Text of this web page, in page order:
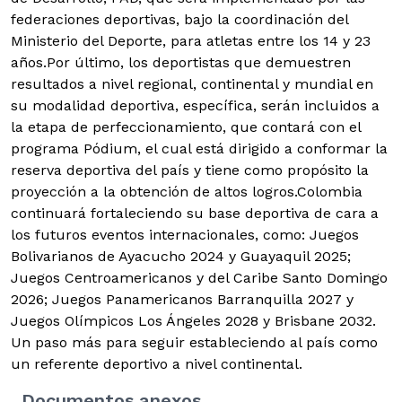
federaciones deportivas, bajo la coordinación del
Ministerio del Deporte, para atletas entre los 14 y 23
años.Por último, los deportistas que demuestren
resultados a nivel regional, continental y mundial en
su modalidad deportiva, específica, serán incluidos a
la etapa de perfeccionamiento, que contará con el
programa Pódium, el cual está dirigido a conformar la
reserva deportiva del país y tiene como propósito la
proyección a la obtención de altos logros.Colombia
continuará fortaleciendo su base deportiva de cara a
los futuros eventos internacionales, como: Juegos
Bolivarianos de Ayacucho 2024 y Guayaquil 2025;
Juegos Centroamericanos y del Caribe Santo Domingo
2026; Juegos Panamericanos Barranquilla 2027 y
Juegos Olímpicos Los Ángeles 2028 y Brisbane 2032.
Un paso más para seguir estableciendo al país como
un referente deportivo a nivel continental.